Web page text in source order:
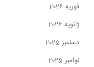
فوریه 2026
ژانویه 2026
دسامبر 2025
نوامبر 2025